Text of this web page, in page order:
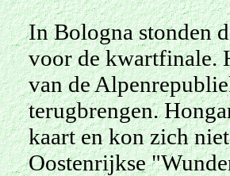
In Bologna stonden
voor de kwartfinale.
van de
terugbrengen.
kaart en kon zich
Oostenrijkse